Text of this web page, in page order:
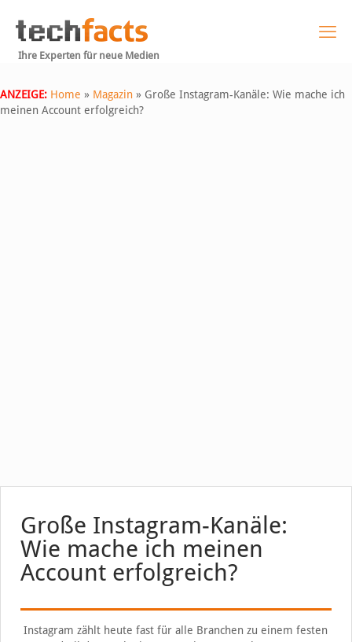
Ihre Experten für neue Medien
ANZEIGE: Home » Magazin » Große Instagram-Kanäle: Wie mache ich
meinen Account erfolgreich?
Große Instagram-Kanäle:
Wie mache ich meinen
Account erfolgreich?
Instagram zählt heute fast für alle Branchen zu einem festen